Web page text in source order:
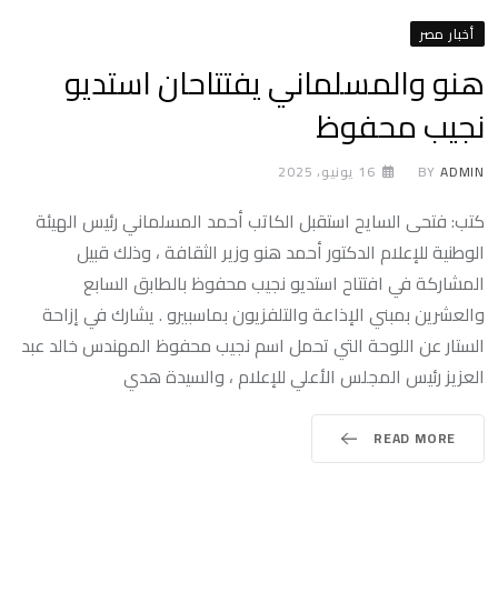
أخبار مصر
هنو والمسلماني يفتتاحان استديو
نجيب محفوظ
BY ADMIN 16 يونيو، 2025
كتب: فتحى السايح استقبل الكاتب أحمد المسلماني رئيس الهيئة
الوطنية للإعلام الدكتور أحمد هنو وزير الثقافة ، وذلك قبيل
المشاركة في افتتاح استديو نجيب محفوظ بالطابق السابع
والعشرين بمبني الإذاعة والتلفزيون بماسبيرو . يشارك في إزاحة
الستار عن اللوحة التي تحمل اسم نجيب محفوظ المهندس خالد عبد
العزيز رئيس المجلس الأعلي للإعلام ، والسيدة هدي
READ MORE